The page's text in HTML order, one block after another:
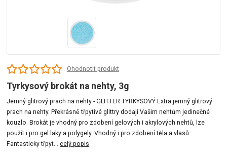
Ohodnotit produkt
Tyrkysový brokát na nehty, 3g
Jemný glitrový prach na nehty - GLITTER TYRKYSOVÝ Extra jemný glitrový
prach na nehty. Překrásně třpytivé glittry dodají Vašim nehtům jedinečné
kouzlo. Brokát je vhodný pro zdobení gelových i akrylových nehtů, lze
použít i pro gel laky a polygely. Vhodný i pro zdobení těla a vlasů.
Fantasticky třpyt...celý popis